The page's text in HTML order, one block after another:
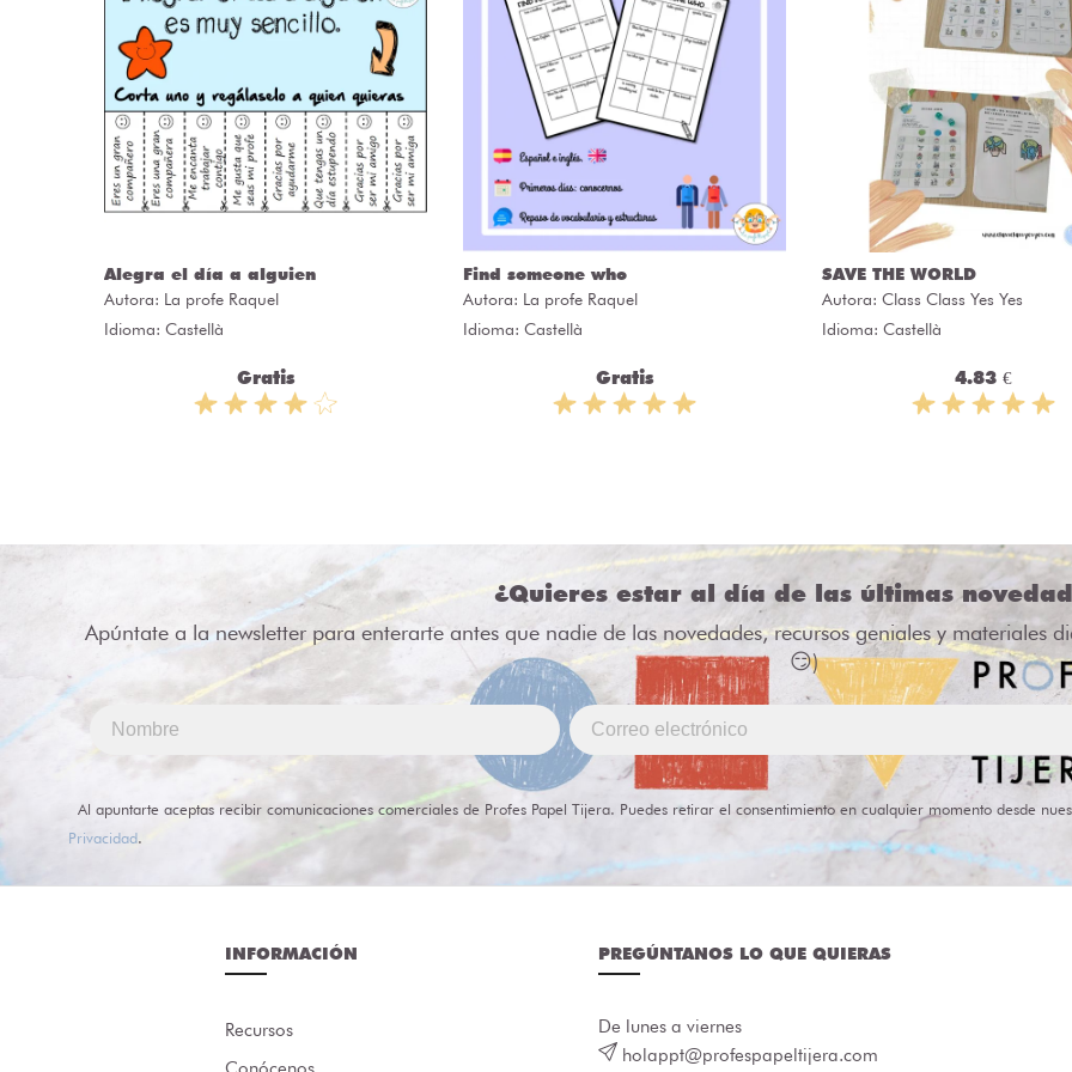
Alegra el día a alguien
Autora: La profe Raquel
Idioma: Castellà
Gratis
Find someone who
Autora: La profe Raquel
Idioma: Castellà
Gratis
SAVE THE WORLD
Autora: Class Class Yes Yes
Idioma: Castellà
4.83 €
¿Quieres estar al día de las últimas
Apúntate a la newsletter para enterarte antes que nadie de las novedades, recursos geniales y materiales
😏)
Al apuntarte aceptas recibir comunicaciones comerciales de Profes Papel Tijera. Puedes retirar el consentimiento en cualquier momento desde
Privacidad.
INFORMACIÓN
Recursos
PREGÚNTANOS LO QUE QUIERAS
De lunes a viernes
holappt@profespapeltijera.com